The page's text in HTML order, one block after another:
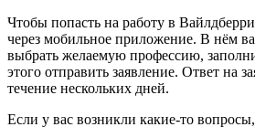
Чтобы попасть на работу в
через мобильное приложение. В нём
выбрать желаемую профессию,
этого отправить заявление. Ответ на
течение нескольких дней.
Если у вас возникли какие-то